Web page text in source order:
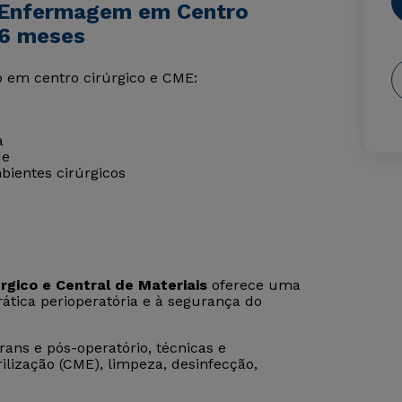
em Centro
meses
centro cirúrgico e CME:
cirúrgicos
e Central de Materiais oferece uma
perioperatória e à segurança do
e pós-operatório, técnicas e
(CME), limpeza, desinfecção,